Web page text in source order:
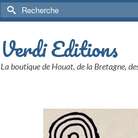
Rechercher :
Verdi Editions
La boutique de Houat, de la Bretagne,